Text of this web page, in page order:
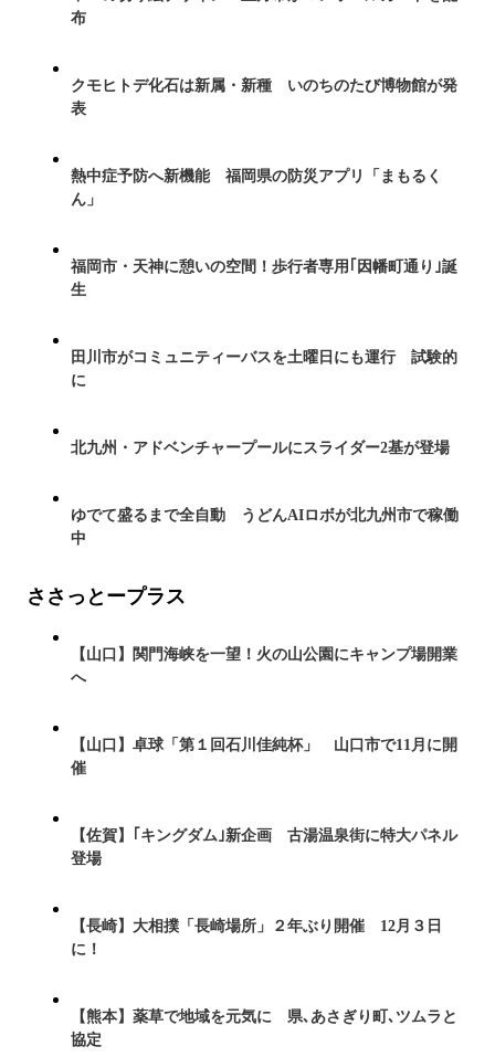
布
クモヒトデ化石は新属・新種 いのちのたび博物館が発
表
熱中症予防へ新機能 福岡県の防災アプリ「まもるく
ん」
福岡市・天神に憩いの空間！歩行者専用｢因幡町通り｣誕
生
田川市がコミュニティーバスを土曜日にも運行 試験的
に
北九州・アドベンチャープールにスライダー2基が登場
ゆでて盛るまで全自動 うどんAIロボが北九州市で稼働
中
ささっとープラス
【山口】関門海峡を一望！火の山公園にキャンプ場開業
へ
【山口】卓球「第１回石川佳純杯」 山口市で11月に開
催
【佐賀】｢キングダム｣新企画 古湯温泉街に特大パネル
登場
【長崎】大相撲「長崎場所」２年ぶり開催 12月３日
に！
【熊本】薬草で地域を元気に 県､あさぎり町､ツムラと
協定